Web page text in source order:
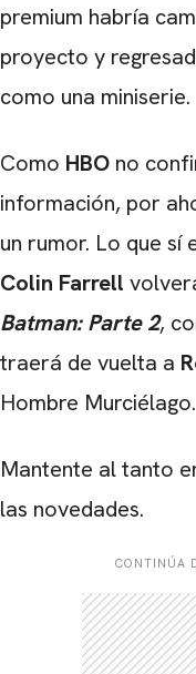
premium habría
proyecto y
como una miniserie.
Como HBO no
información, por
un rumor. Lo que sí
Colin Farrell
Batman: Parte 2,
traerá de vuelta a
Hombre Murciélago.
Mantente al tanto
las novedades.
CONTINÚA